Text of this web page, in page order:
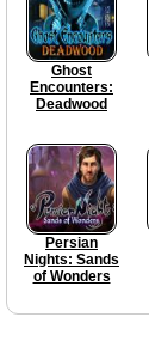
Ghost
Encounters:
Deadwood
Persian
Nights: Sands
of Wonders